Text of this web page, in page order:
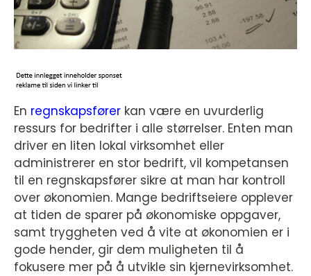
En regnskapsfører kan være en uvurderlig
ressurs for bedrifter i alle størrelser. Enten man
driver en liten lokal virksomhet eller
administrerer en stor bedrift, vil kompetansen
til en regnskapsfører sikre at man har kontroll
over økonomien. Mange bedriftseiere opplever
at tiden de sparer på økonomiske oppgaver,
samt tryggheten ved å vite at økonomien er i
gode hender, gir dem muligheten til å
fokusere mer på å utvikle sin kjernevirksomhet.